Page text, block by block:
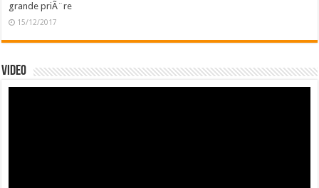
grande priÃ¨re
15/12/2017
Video